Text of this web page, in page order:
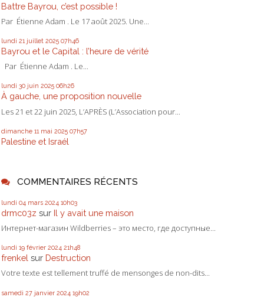
Battre Bayrou, c’est possible !
Par Étienne Adam . Le 17 août 2025. Une...
lundi 21 juillet 2025 07h46
Bayrou et le Capital : l’heure de vérité
Par Étienne Adam . Le...
lundi 30 juin 2025 06h26
À gauche, une proposition nouvelle
Les 21 et 22 juin 2025, L’APRÈS (L’Association pour...
dimanche 11 mai 2025 07h57
Palestine et Israél
COMMENTAIRES RÉCENTS
lundi 04 mars 2024 10h03
drmc03z sur Il y avait une maison
Интернет-магазин Wildberries – это место, где доступные...
lundi 19 février 2024 21h48
frenkel sur Destruction
Votre texte est tellement truffé de mensonges de non-dits...
samedi 27 janvier 2024 19h02